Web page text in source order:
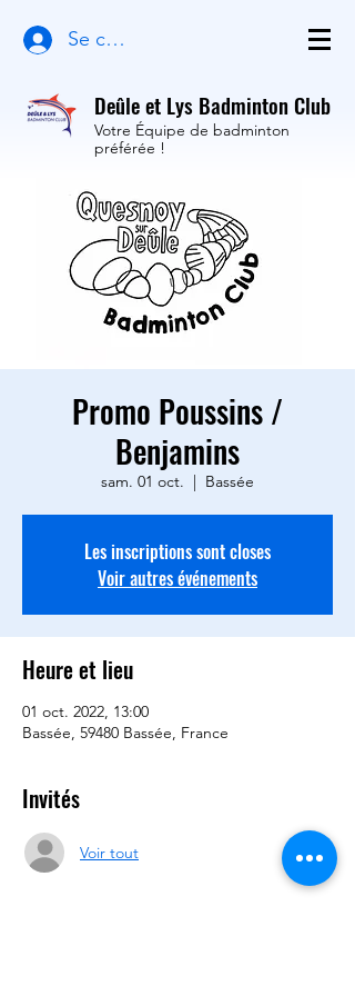
Se connecter
Deûle et Lys Badminton Club
Votre Équipe de badminton
préférée !
Promo Poussins /
Benjamins
sam. 01 oct.
  |
Bassée
Les inscriptions sont closes
Voir autres événements
Heure et lieu
01 oct. 2022, 13:00
Bassée, 59480 Bassée, France
Invités
Voir tout